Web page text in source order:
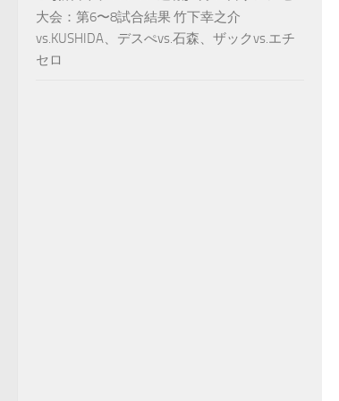
大会：第6〜8試合結果 竹下幸之介
vs.KUSHIDA、デスぺvs.石森、ザックvs.エチ
セロ